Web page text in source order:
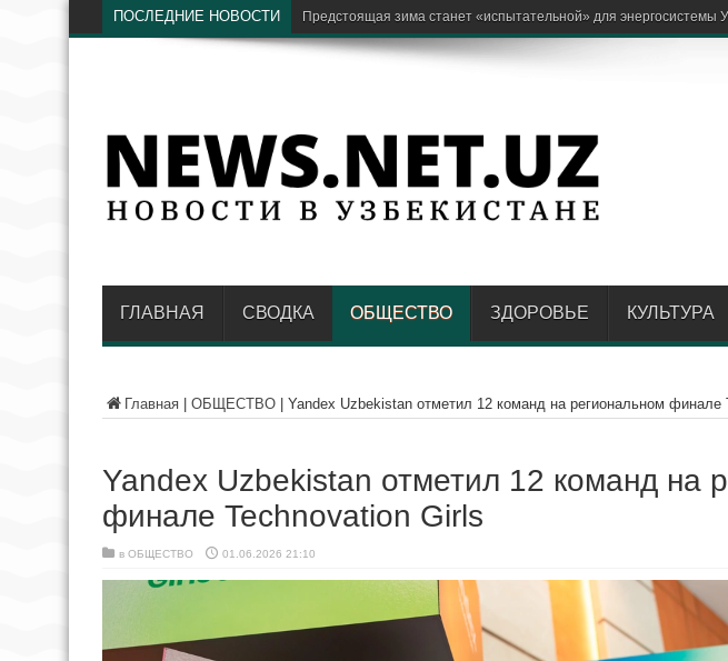
ПОСЛЕДНИЕ НОВОСТИ Бывший хоким Намангана Анваржон От
ГЛАВНАЯ СВОДКА ОБЩЕСТВО ЗДОРОВЬЕ КУЛЬТУРА
Главная ОБЩЕСТВО Yandex Uzbekistan отметил 12 команд на региональном финале
Yandex Uzbekistan отметил 12 команд на
финале Technovation Girls
в ОБЩЕСТВО 01.06.2026 21:10